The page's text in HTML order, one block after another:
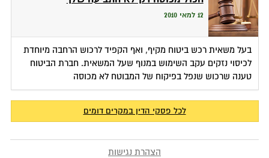
12 למאי 2010
בעל משאית רכש ביטוח מקיף, ואף הקפיד לרכוש הרחבה מיוחדת
לכיסוי נזקים עקב השימוש במנוף שעל המשאית. חברת הביטוח
טענה שרכוש שנפל בפיקוח של המבוטח לא מכוסה
לכל פסקי הדין במקרים דומים
הצהרת נגישות